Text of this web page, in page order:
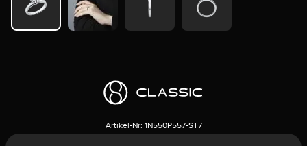
Artikel-Nr: 1N550P557-ST7